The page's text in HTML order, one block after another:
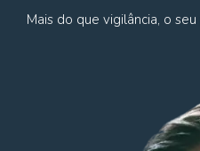
Mais do que vigilância, o